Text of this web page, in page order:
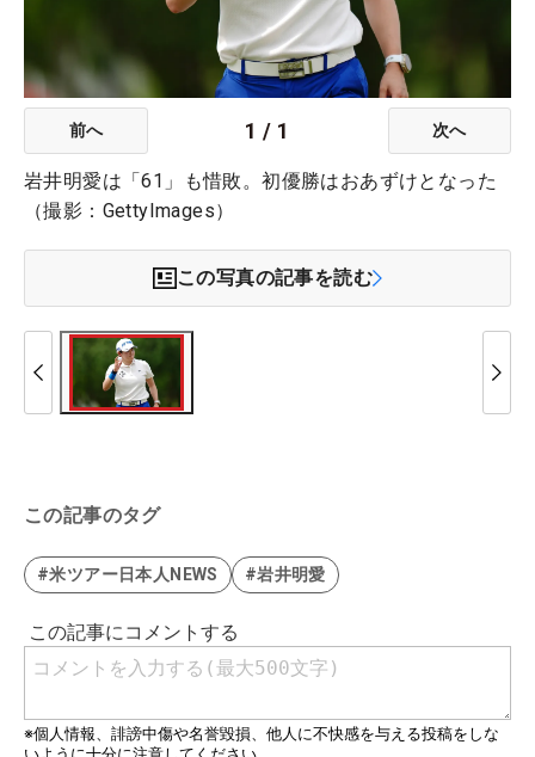
前へ 1 / 1 次へ
岩井明愛は「61」も惜敗。初優勝はおあずけとなった
（撮影：GettyImages）
この写真の記事を読む
この記事のタグ
#米ツアー日本人NEWS #岩井明愛